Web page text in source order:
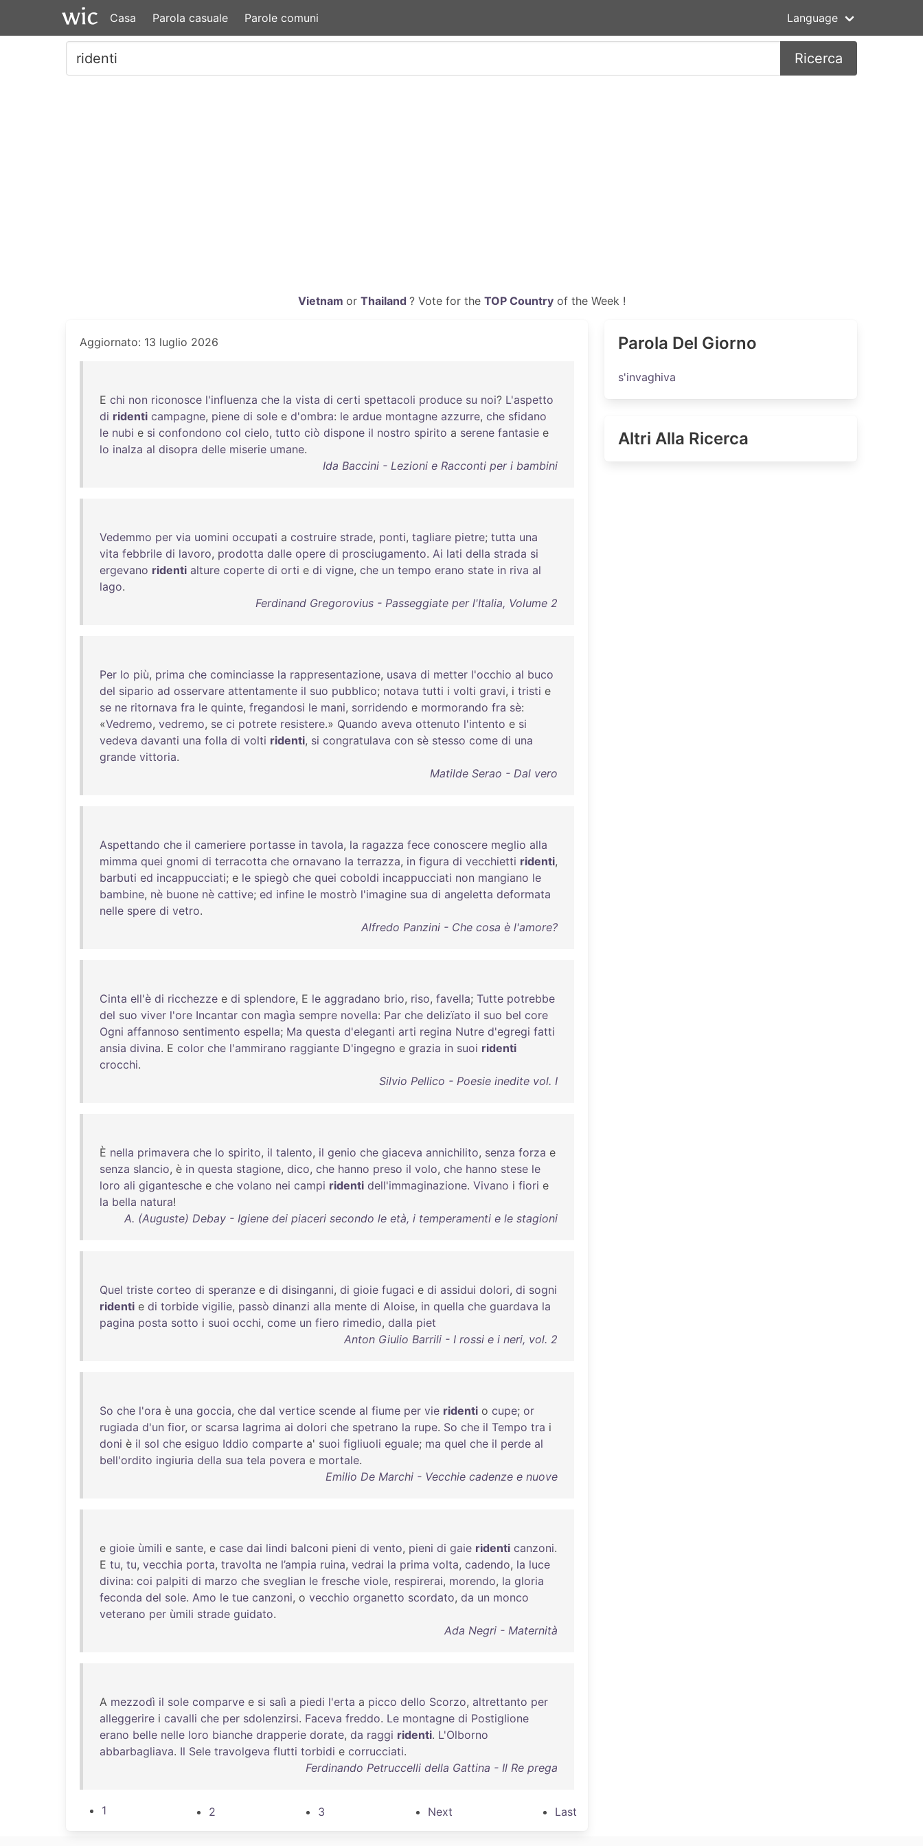
Casa Parola casuale Parole comuni Language
Ricerca
Vietnam or Thailand ? Vote for the TOP Countryof the Week !
Aggiornato: 13 luglio 2026
E chi non riconosce l'influenza che la vista di certi spettacoli produce su noi? L'aspetto
di ridenti campagne, piene di sole e d'ombra: le ardue montagne azzurre, che sfidano
le nubi e si confondono col cielo, tutto ciò dispone il nostro spirito a serene fantasie e
lo inalza al disopra delle miserie umane.
Ida Baccini - Lezioni e Racconti per i bambini
Vedemmo per via uomini occupati a costruire strade, ponti, tagliare pietre; tutta una
vita febbrile di lavoro, prodotta dalle opere di prosciugamento. Ai lati della strada si
ergevano ridenti alture coperte di orti e di vigne, che un tempo erano state in riva al
lago.
Ferdinand Gregorovius - Passeggiate per l'Italia, Volume 2
Per lo più, prima che cominciasse la rappresentazione, usava di metter l'occhio al buco
del sipario ad osservare attentamente il suo pubblico; notava tutti i volti gravi, i tristi e
se ne ritornava fra le quinte, fregandosi le mani, sorridendo e mormorando fra sè:
«Vedremo, vedremo, se ci potrete resistere.» Quando aveva ottenuto l'intento e si
vedeva davanti una folla di volti ridenti, si congratulava con sè stesso come di una
grande vittoria.
Matilde Serao - Dal vero
Aspettando che il cameriere portasse in tavola, la ragazza fece conoscere meglio alla
mimma quei gnomi di terracotta che ornavano la terrazza, in figura di vecchietti ridenti,
barbuti ed incappucciati; e le spiegò che quei coboldi incappucciati non mangiano le
bambine, nè buone nè cattive; ed infine le mostrò l'imagine sua di angeletta deformata
nelle spere di vetro.
Alfredo Panzini - Che cosa è l'amore?
Cinta ell'è di ricchezze e di splendore, E le aggradano brio, riso, favella; Tutte potrebbe
del suo viver l'ore Incantar con magìa sempre novella: Par che delizïato il suo bel core
Ogni affannoso sentimento espella; Ma questa d'eleganti arti regina Nutre d'egregi fatti
ansia divina. E color che l'ammirano raggiante D'ingegno e grazia in suoi ridenti
crocchi.
Silvio Pellico - Poesie inedite vol. I
È nella primavera che lo spirito, il talento, il genio che giaceva annichilito, senza forza e
senza slancio, è in questa stagione, dico, che hanno preso il volo, che hanno stese le
loro ali gigantesche e che volano nei campi ridenti dell'immaginazione. Vivano i fiori e
la bella natura!
A. (Auguste) Debay - Igiene dei piaceri secondo le età, i temperamenti e le stagioni
Quel triste corteo di speranze e di disinganni, di gioie fugaci e di assidui dolori, di sogni
ridenti e di torbide vigilie, passò dinanzi alla mente di Aloise, in quella che guardava la
pagina posta sotto i suoi occhi, come un fiero rimedio, dalla piet
Anton Giulio Barrili - I rossi e i neri, vol. 2
So che l'ora è una goccia, che dal vertice scende al fiume per vie ridenti o cupe; or
rugiada d'un fior, or scarsa lagrima ai dolori che spetrano la rupe. So che il Tempo tra i
doni è il sol che esiguo Iddio comparte a' suoi figliuoli eguale; ma quel che il perde al
bell'ordito ingiuria della sua tela povera e mortale.
Emilio De Marchi - Vecchie cadenze e nuove
e gioie ùmili e sante, e case dai lindi balconi pieni di vento, pieni di gaie ridenti canzoni.
E tu, tu, vecchia porta, travolta ne l’ampia ruina, vedrai la prima volta, cadendo, la luce
divina: coi palpiti di marzo che sveglian le fresche viole, respirerai, morendo, la gloria
feconda del sole. Amo le tue canzoni, o vecchio organetto scordato, da un monco
veterano per ùmili strade guidato.
Ada Negri - Maternità
A mezzodì il sole comparve e si salì a piedi l'erta a picco dello Scorzo, altrettanto per
alleggerire i cavalli che per sdolenzirsi. Faceva freddo. Le montagne di Postiglione
erano belle nelle loro bianche drapperie dorate, da raggi ridenti. L'Olborno
abbarbagliava. Il Sele travolgeva flutti torbidi e corrucciati.
Ferdinando Petruccelli della Gattina - Il Re prega
1 2 3 Next Last
Parola Del Giorno
s'invaghiva
Altri Alla Ricerca